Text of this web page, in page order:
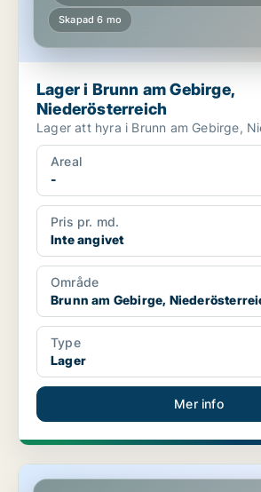
Skapad 6 mo
Lager i Brunn am Gebirge,
Niederösterreich
Lager att hyra i Brunn am Gebirge,
Areal
-
Pris pr. md.
Inte angivet
Område
Brunn am Gebirge,
Type
Lager
Mer info
Lager i Brunn am Gebirge,